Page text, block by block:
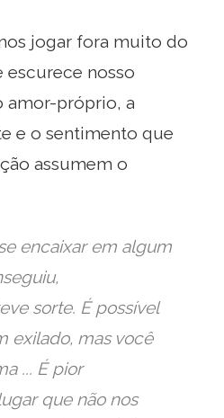
jogar fora muito do
nosso
amor-próprio, a
e o sentimento que
assumem o
encaixar em algum
sorte. É possível
exilado, mas você
... É pior
que não nos